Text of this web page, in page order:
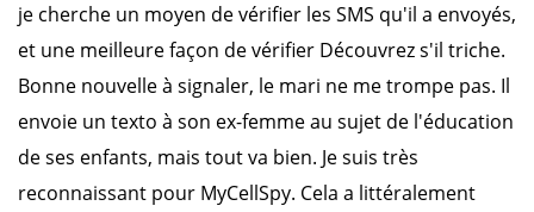
je cherche un moyen de vérifier les SMS qu'il a envoyés,
et une meilleure façon de vérifier Découvrez s'il triche.
Bonne nouvelle à signaler, le mari ne me trompe pas. Il
envoie un texto à son ex-femme au sujet de l'éducation
de ses enfants, mais tout va bien. Je suis très
reconnaissant pour MyCellSpy. Cela a littéralement